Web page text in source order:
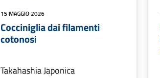
15 MAGGIO 2026
Cocciniglia dai filamenti
cotonosi
Takahashia Japonica